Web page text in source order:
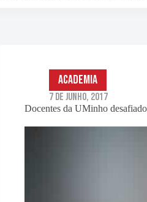
Docentes da UMinho
Academia
7 de Junho, 2017